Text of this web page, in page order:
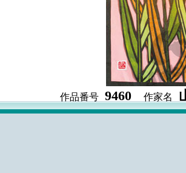
作品番号 9460 作家名